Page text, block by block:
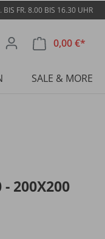
BIS FR. 8.00 BIS 16.30 UHR
0,00 €*
SALE & MORE
- 200X200